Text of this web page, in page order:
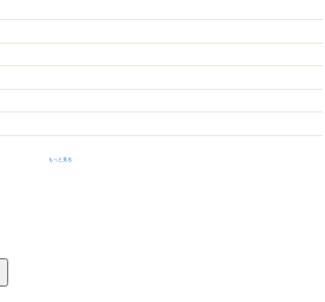
もっと見る